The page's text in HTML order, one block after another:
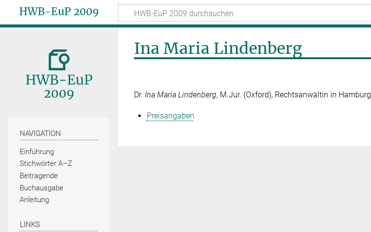
HWB-EuP 2009
Ina Maria Lindenberg
Dr. Ina Maria Lindenberg, M.Jur. (Oxford), Rechtsanwältin in Hamburg
Preisangaben
NAVIGATION
Einführung
Stichwörter A–Z
Beitragende
Buchausgabe
Anleitung
LINKS